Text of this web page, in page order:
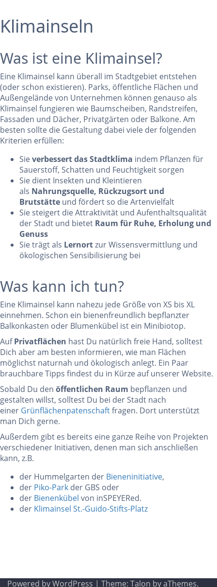
Klimainseln
Was ist eine Klimainsel?
Eine Klimainsel kann überall im Stadtgebiet entstehen
(oder schon existieren). Parks, öffentliche Flächen und
Außengelände von Unternehmen können genauso als
Klimainsel fungieren wie Baumscheiben, Randstreifen,
Fassaden und Dächer, Privatgärten oder Balkone. Am
besten sollte die Gestaltung dabei viele der folgenden
Kriterien erfüllen:
Sieverbessert das Stadtklima indem Pflanzen für
Sauerstoff, Schatten und Feuchtigkeit sorgen
Sie dient Insekten und Kleintieren
als Nahrungsquelle, Rückzugsort und
Brutstätte und fördert so die Artenvielfalt
Sie steigert die Attraktivität und Aufenthaltsqualität
der Stadt und bietet Raum für Ruhe, Erholung und
Genuss
Sie trägt als Lernortzur Wissensvermittlung und
ökologischen Sensibilisierung bei
Was kann ich tun?
Eine Klimainsel kann nahezu jede Größe von XS bis XL
einnehmen. Schon ein bienenfreundlich bepflanzter
Balkonkasten oder Blumenkübel ist ein Minibiotop.
AufPrivatflächen hast Du natürlich freie Hand, solltest
Dich aber am besten informieren, wie man Flächen
möglichst naturnah und ökologisch anlegt. Ein Paar
brauchbare Tipps findest du in Kürze auf unserer Website.
Sobald Du den öffentlichen Raum bepflanzen und
gestalten willst, solltest Du bei der Stadt nach
einer Grünflächenpatenschaftfragen. Dort unterstützt
man Dich gerne.
Außerdem gibt es bereits eine ganze Reihe von Projekten
verschiedener Initiativen, denen man sich anschließen
kann, z.B.
der Hummelgarten der Bieneninitiative,
der Piko-Park der GBS oder
der Bienenkübel von inSPEYERed.
der Klimainsel St.-Guido-Stifts-Platz
Powered by WordPress | Theme: Talon by aThemes.